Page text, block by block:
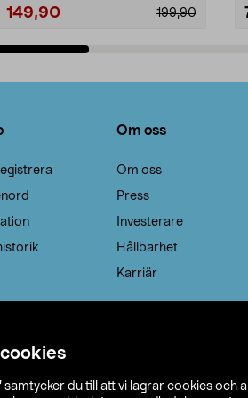
samtycker du till att vi lagrar cookies och
199,90
149,90
Om oss
Om oss
Press
Investerare
Hållbarhet
Karriär